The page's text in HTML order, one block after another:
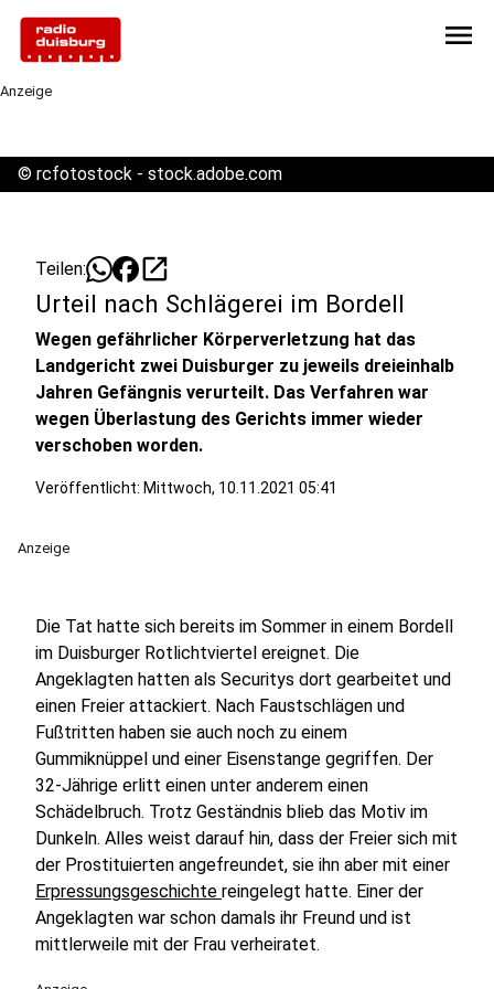
menu
Anzeige
© rcfotostock - stock.adobe.com
Teilen: open_in_new
Urteil nach Schlägerei im Bordell
Wegen gefährlicher Körperverletzung hat das
Landgericht zwei Duisburger zu jeweils dreieinhalb
Jahren Gefängnis verurteilt. Das Verfahren war
wegen Überlastung des Gerichts immer wieder
verschoben worden.
Veröffentlicht: Mittwoch, 10.11.2021 05:41
Anzeige
Die Tat hatte sich bereits im Sommer in einem Bordell
im Duisburger Rotlichtviertel ereignet. Die
Angeklagten hatten als Securitys dort gearbeitet und
einen Freier attackiert. Nach Faustschlägen und
Fußtritten haben sie auch noch zu einem
Gummiknüppel und einer Eisenstange gegriffen. Der
32-Jährige erlitt einen unter anderem einen
Schädelbruch. Trotz Geständnis blieb das Motiv im
Dunkeln. Alles weist darauf hin, dass der Freier sich mit
der Prostituierten angefreundet, sie ihn aber mit einer
Erpressungsgeschichte reingelegt hatte. Einer der
Angeklagten war schon damals ihr Freund und ist
mittlerweile mit der Frau verheiratet.